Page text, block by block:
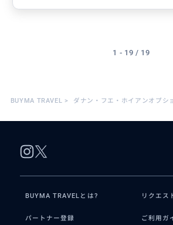
1 - 19 / 19
BUYMA TRAVEL > ダナン・フエ・ホイアンオプシ
BUYMA TRAVELとは? リクエス
パートナー登録 ご利用ガ